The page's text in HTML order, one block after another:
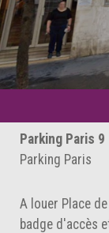
Parking Paris 9
Parking Paris
A louer Place
badge d'accès